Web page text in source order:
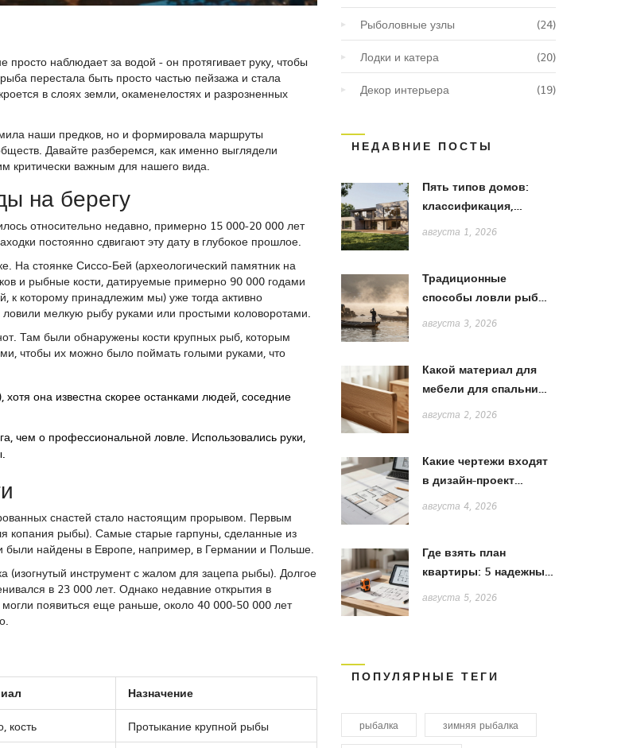
просто наблюдает за водой - он протягивает руку, чтобы
перестала быть просто частью пейзажа и стала
в слоях земли, окаменелостях и разрозненных
наши предков, но и формировала маршруты
Давайте разберемся, как именно выглядели
критически важным для нашего вида.
на берегу
относительно недавно, примерно 15 000-20 000 лет
постоянно сдвигают эту дату в глубокое прошлое.
На стоянке Сиссо-Бей (археологический памятник на
и рыбные кости, датируемые примерно 90 000 годами
к которому принадлежим мы) уже тогда активно
мелкую рыбу руками или простыми коловоротами.
. Там были обнаружены кости крупных рыб, которым
чтобы их можно было поймать голыми руками, что
она известна скорее останками людей, соседние
чем о профессиональной ловле. Использовались руки,
снастей стало настоящим прорывом. Первым
копания рыбы). Самые старые гарпуны, сделанные из
были найдены в Европе, например, в Германии и Польше.
(изогнутый инструмент с жалом для зацепа рыбы). Долгое
в 23 000 лет. Однако недавние открытия в
появиться еще раньше, около 40 000-50 000 лет
Назначение
кость Протыкание крупной рыбы
Рыболовные узлы (24)
Лодки и катера (20)
Декор интерьера (19)
НЕДАВНИЕ ПОСТЫ
Пять типов домов:
классификация,
особенности и выбор
августа 1, 2026
Традиционные
способы ловли рыбы
в Японии: от жаберных
августа 3, 2026
Какой материал для
мебели для спальни
лучше: сравнение
августа 2, 2026
Какие чертежи входят
в дизайн-проект
квартиры: полный
августа 4, 2026
Где взять план
квартиры: 5 надежных
способов получить
августа 5, 2026
ПОПУЛЯРНЫЕ ТЕГИ
рыбалка зимняя рыбалка